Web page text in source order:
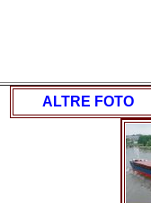
ALTRE FOTO